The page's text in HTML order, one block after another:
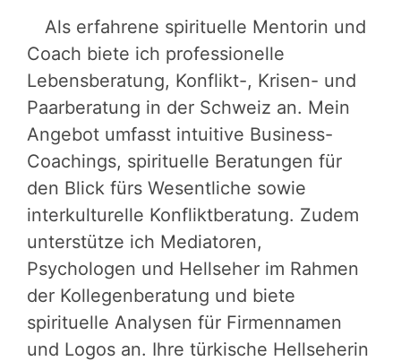
Als erfahrene spirituelle Mentorin und
Coach biete ich professionelle
Lebensberatung, Konflikt-, Krisen- und
Paarberatung in der Schweiz an. Mein
Angebot umfasst intuitive Business-
Coachings, spirituelle Beratungen für
den Blick fürs Wesentliche sowie
interkulturelle Konfliktberatung. Zudem
unterstütze ich Mediatoren,
Psychologen und Hellseher im Rahmen
der Kollegenberatung und biete
spirituelle Analysen für Firmennamen
und Logos an. Ihre türkische Hellseherin